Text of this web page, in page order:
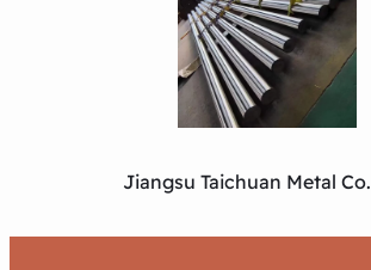
Jiangsu Taichuan Metal